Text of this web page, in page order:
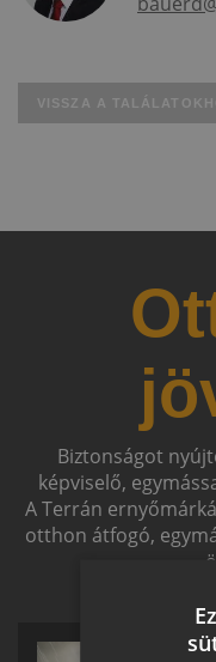
VISSZA A
Biztonságot
képviselő,
A Terrán
otthon átfogó,